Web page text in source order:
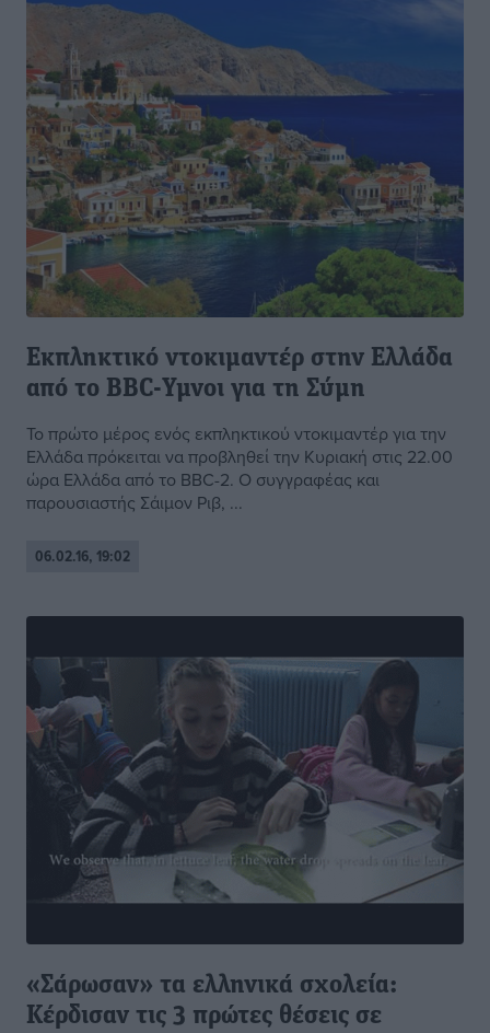
Εκπληκτικό ντοκιμαντέρ στην Ελλάδα
από το BBC-Υμνοι για τη Σύμη
Το πρώτο μέρος ενός εκπληκτικού ντοκιμαντέρ για την
Ελλάδα πρόκειται να προβληθεί την Κυριακή στις 22.00
ώρα Ελλάδα από το BBC-2. Ο συγγραφέας και
παρουσιαστής Σάιμον Ριβ, ...
06.02.16, 19:02
«Σάρωσαν» τα ελληνικά σχολεία:
Κέρδισαν τις 3 πρώτες θέσεις σε